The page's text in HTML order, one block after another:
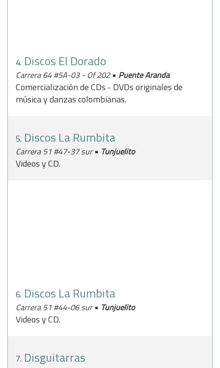
4. Discos El Dorado
Carrera 64 #5A-03 - Of 202 • Puente Aranda
Comercialización de CDs - DVDs originales de
música y danzas colombianas.
5. Discos La Rumbita
Carrera 51 #47-37 sur• Tunjuelito
Videos y CD.
6. Discos La Rumbita
Carrera 51 #44-06 sur• Tunjuelito
Videos y CD.
7. Disguitarras